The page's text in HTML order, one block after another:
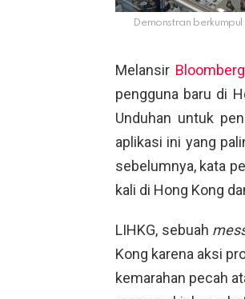
Demonstran
Melansir Bloomberg
pengguna baru di
Unduhan untuk
aplikasi ini yang
sebelumnya, kata
kali di Hong Kong
LIHKG, sebuah
Kong karena aksi
kemarahan pecah